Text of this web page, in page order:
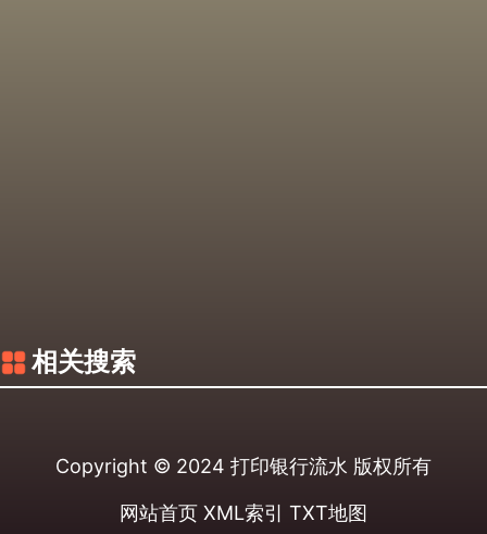
相关搜索
Copyright © 2024 打印银行流水 版权所有
网站首页 XML索引 TXT地图